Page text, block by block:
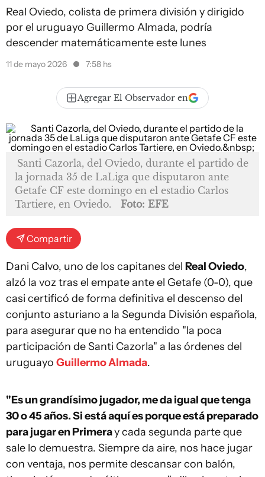
Real Oviedo, colista de primera división y dirigido
por el uruguayo Guillermo Almada, podría
descender matemáticamente este lunes
11 de mayo 2026 7:58 hs
Agregar El Observador en
Santi Cazorla, del Oviedo, durante el partido de
la jornada 35 de LaLiga que disputaron ante
Getafe CF este domingo en el estadio Carlos
Tartiere, en Oviedo.
Foto: EFE
Compartir
Dani Calvo, uno de los capitanes del Real Oviedo,
alzó la voz tras el empate ante el Getafe (0-0), que
casi certificó de forma definitiva el descenso del
conjunto asturiano a la Segunda División española,
para asegurar que no ha entendido "la poca
participación de Santi Cazorla" a las órdenes del
uruguayo Guillermo Almada.
"Es un grandísimo jugador, me da igual que tenga
30 o 45 años. Si está aquí es porque está preparado
para jugar en Primeray cada segunda parte que
sale lo demuestra. Siempre da aire, nos hace jugar
con ventaja, nos permite descansar con balón,